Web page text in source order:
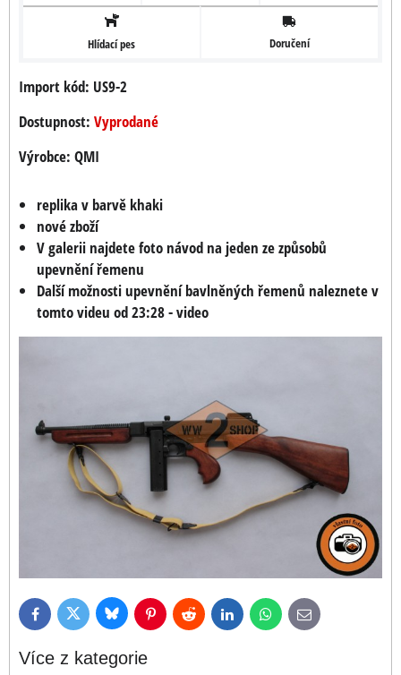
Hlídací pes Doručení
Import kód: US9-2
Dostupnost: Vyprodané
Výrobce: QMI
replika v barvě khaki
nové zboží
V galerii najdete foto návod na jeden ze způsobů
upevnění řemenu
Další možnosti upevnění bavlněných řemenů naleznete v
tomto videu od 23:28 - video
FacebookTwitter BlueskyPinterestReddit LinkedInWhatsApp
E-
mail
Více z kategorie